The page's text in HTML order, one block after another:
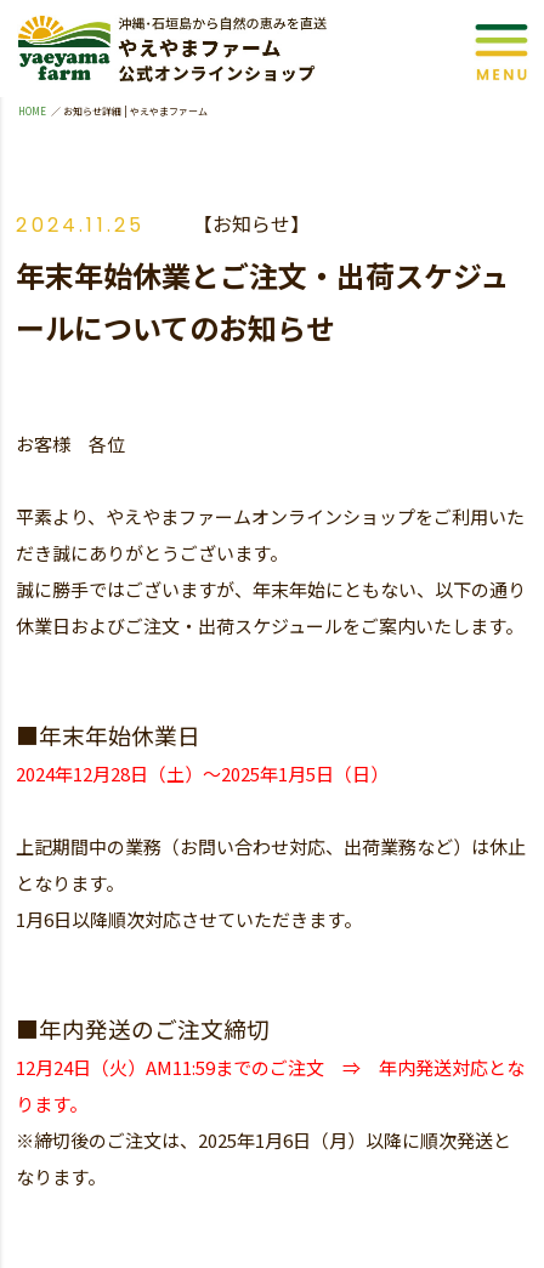
HOME お知らせ詳細 | やえやまファーム
2024.11.25 【お知らせ】
年末年始休業とご注文・出荷スケジュ
ールについてのお知らせ
お客様 各位
平素より、やえやまファームオンラインショップをご利用いた
だき誠にありがとうございます。
誠に勝手ではございますが、年末年始にともない、以下の通り
休業日およびご注文・出荷スケジュールをご案内いたします。
■年末年始休業日
2024年12月28日（土）～2025年1月5日（日）
上記期間中の業務（お問い合わせ対応、出荷業務など）は休止
となります。
1月6日以降順次対応させていただきます。
■年内発送のご注文締切
12月24日（火）AM11:59までのご注文 ⇒ 年内発送対応とな
ります。
※締切後のご注文は、2025年1月6日（月）以降に順次発送と
なります。